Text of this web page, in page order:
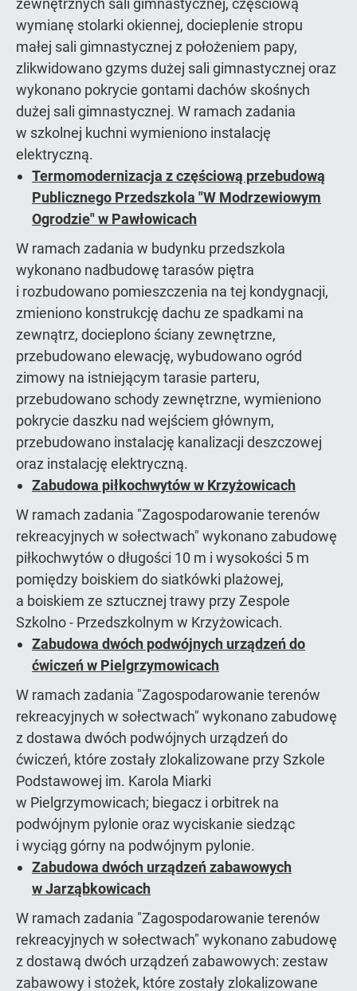
zewnętrznych sali gimnastycznej, częściową
wymianę stolarki okiennej, docieplenie stropu
małej sali gimnastycznej z położeniem papy,
zlikwidowano gzyms dużej sali gimnastycznej oraz
wykonano pokrycie gontami dachów skośnych
dużej sali gimnastycznej. W ramach zadania
w szkolnej kuchni wymieniono instalację
elektryczną.
Termomodernizacja z częściową przebudową
Publicznego Przedszkola "W Modrzewiowym
Ogrodzie" w Pawłowicach
W ramach zadania w budynku przedszkola
wykonano nadbudowę tarasów piętra
i rozbudowano pomieszczenia na tej kondygnacji,
zmieniono konstrukcję dachu ze spadkami na
zewnątrz, docieplono ściany zewnętrzne,
przebudowano elewację, wybudowano ogród
zimowy na istniejącym tarasie parteru,
przebudowano schody zewnętrzne, wymieniono
pokrycie daszku nad wejściem głównym,
przebudowano instalację kanalizacji deszczowej
oraz instalację elektryczną.
Zabudowa piłkochwytów w Krzyżowicach
W ramach zadania "Zagospodarowanie terenów
rekreacyjnych w sołectwach" wykonano zabudowę
piłkochwytów o długości 10 m i wysokości 5 m
pomiędzy boiskiem do siatkówki plażowej,
a boiskiem ze sztucznej trawy przy Zespole
Szkolno - Przedszkolnym w Krzyżowicach.
Zabudowa dwóch podwójnych urządzeń do
ćwiczeń w Pielgrzymowicach
W ramach zadania "Zagospodarowanie terenów
rekreacyjnych w sołectwach" wykonano zabudowę
z dostawa dwóch podwójnych urządzeń do
ćwiczeń, które zostały zlokalizowane przy Szkole
Podstawowej im. Karola Miarki
w Pielgrzymowicach; biegacz i orbitrek na
podwójnym pylonie oraz wyciskanie siedząc
i wyciąg górny na podwójnym pylonie.
Zabudowa dwóch urządzeń zabawowych
w Jarząbkowicach
W ramach zadania "Zagospodarowanie terenów
rekreacyjnych w sołectwach" wykonano zabudowę
z dostawą dwóch urządzeń zabawowych: zestaw
zabawowy i stożek, które zostały zlokalizowane